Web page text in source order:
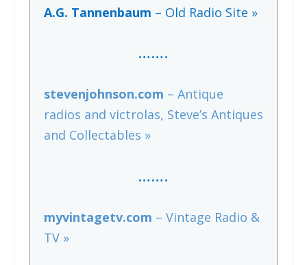
A.G. Tannenbaum – Old Radio Site »
…….
stevenjohnson.com – Antique
radios and victrolas, Steve’s Antiques
and Collectables »
…….
myvintagetv.com – Vintage Radio &
TV »